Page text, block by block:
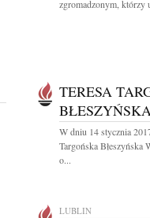
zgromadzonym, którzy
TERESA
W dniu 14 stycznia
Targońska Błeszyńska
o...
LUBLIN